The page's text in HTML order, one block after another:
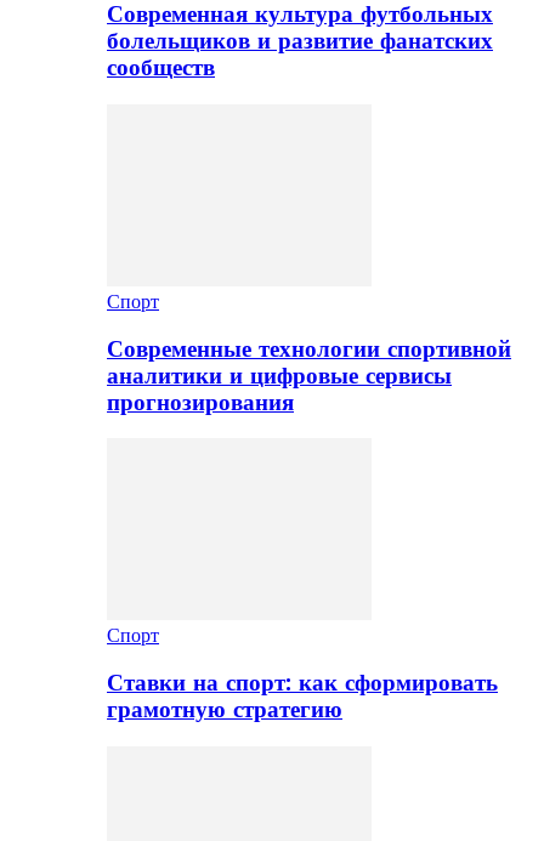
Современная культура футбольных
болельщиков и развитие фанатских
сообществ
Спорт
Современные технологии спортивной
аналитики и цифровые сервисы
прогнозирования
Спорт
Ставки на спорт: как сформировать
грамотную стратегию